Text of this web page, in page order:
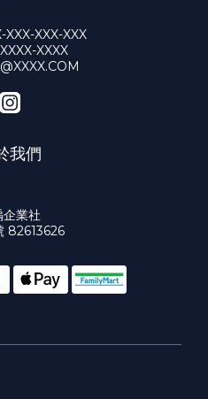
XXX-XXX
XXXX
我們
企業社
82613626